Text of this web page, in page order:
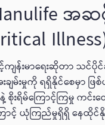
အဆ
ျန်းမာရေးဆိုတာ သင်
ချမ်းမှုကို ရရှိနိုင်စေမှာ
စိုးရိမ်ကြောင့်ကြမှု ကင်
ာင့် ယုံကြည်မှုရှိရှိ နေထိုင်